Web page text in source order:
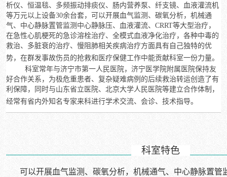
析仪、恒温毯、多频振动排痰仪、肠内营养泵、纤支镜、血液灌流机
等万元以上设备30余台套，可以开展血气监测、碳氧分析，机械通
气、中心静脉置管监测中心静脉压、血液灌流、 CRRT等大型治疗，
在急性心肌梗死的急诊溶栓治疗、全模式血液净化治疗，各种中毒的
救治、多脏衰的治疗、慢阻肺相关疾病治疗方面具有自己独特的优
势，在群发事故伤员的抢救和医疗保健工作中能贡献科室一份力量。
科室常年与济宁市第一人民医院，济宁医学院附属医院保持友
好合作关系，为极危重患者、复杂疑难病例的后续救治转运创造了有
利保障，同时与山东省立医院、北京大学人民医院等建立合作体制，
经常有省内外知名专家来科进行学术交流、会诊、技术指导。
科室特色
可以开展血气监测、碳氧分析，机械通气、中心静脉置管